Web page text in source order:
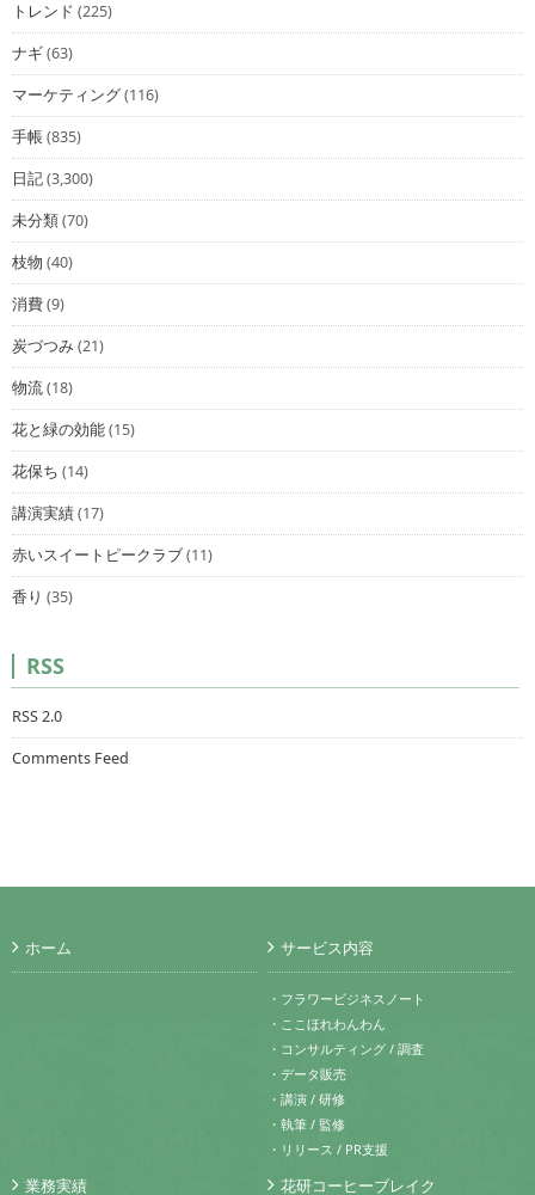
トレンド (225)
ナギ(63)
マーケティング(116)
手帳(835)
日記(3,300)
未分類(70)
枝物 (40)
消費(9)
炭づつみ(21)
物流(18)
花と緑の効能(15)
花保ち (14)
講演実績(17)
赤いスイートピークラブ(11)
香り (35)
RSS
RSS 2.0
Comments Feed
ホーム サービス内容
・フラワービジネスノート
・ここほれわんわん
・コンサルティング / 調査
・データ販売
・講演 / 研修
・執筆 / 監修
・リリース / PR支援
業務実績 花研コーヒーブレイク